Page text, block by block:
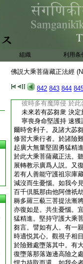
組織 利用条
佛説大乘菩薩藏正法經
842 843 844
時彼苾芻魔所著 信魔
謂言此法非佛乘 因是
復背正覺合諸塵 而於
由執我見麁重已 速疾
縱有少分諸苾芻 而復
各於大乘空法中 互相
縱遇最上眞實法 以雜
復於義理生恐怖 捨正
彼時無有説法者 不信
如是縱有説法師 悉皆
彼時多有魔障侵 於此
未來若有苾芻衆 決定
寧喪身命堅護持 速獲
爾時舍利子。及諸大苾
修習大乘行者。於諸險
起廣大無量堅固勇猛精
於此大乘菩薩藏正法。
展轉教示廣爲人説。又
若有人善能守護祖宗庫
減沒而生憂惱。如我今
百千倶胝那由他阿僧祇
耨多羅三藐三菩提法漸
亦復如是。共生憂惱。
猛精進。堅持守護大乘
芻言。譬如有人。有一
時適悦其心。觀視子相
於險難處墮落其中。有
復墮落那落迦邊高險之